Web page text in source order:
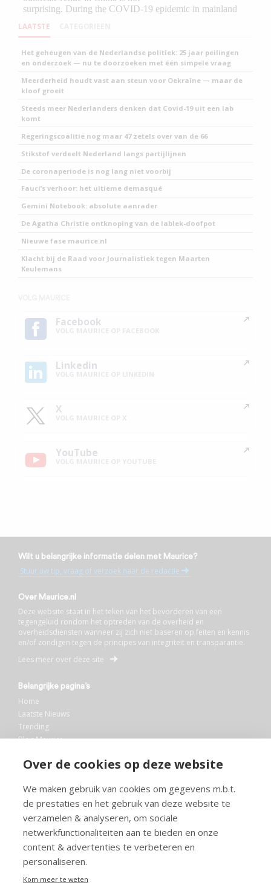
Over de cookies op deze website
We maken gebruik van cookies om gegevens m.b.t.
de prestaties en het gebruik van deze website te
verzamelen & analyseren, om sociale
netwerkfunctionaliteiten aan te bieden en onze
content & advertenties te verbeteren en
personaliseren.
Kom meer te weten
LAATSTE
Het geheugen van de Nederlandse politiek: 25 jaar peilingen
en onderzoek — nu te doorzoeken met één simpele vraag
Meerderheid houdt vast aan steun voor Oekraïne — maar de
kloof groeit
Steeds meer Nederlanders denken dat Covid-19 uit een lab
komt
Regeringscoalitie nog maar 47 zetels over van de 66
Stikstof verdeelt Nederland langs partijlijnen
De coronaperiode is nog lang niet voorbij
Fauci’s verhoor: het ultieme demasqué
Gemini Notebook: absolute aanrader
De Agatha Christie ontknoping van de lablek-doofpot
Nieuwe fase maurice.nl
Klacht bij de Raad voor Journalistiek tegen Maarten
Keulemans
Facebook
Linkedin
X
YouTube
Wilt u belangrijke informatie delen met Maurice?
Stuur uw tip, vraag of verzoek naar de redactie
Over Maurice.nl
Deze website staat in het teken van het bevorderen van een
tegengeluid rondom het optreden van de overheid en
overheidsdiensten wanneer zij zich niet baseren op feiten en kennis
en/of zondigen tegen de principes van integriteit en transparantie.
Lees meer over deze site
Belangrijke pagina’s
Home
Laatste Nieuws
Trending
Blog Maurice
Bibliotheek
Info en service
FAQ
Doneren
Privacy
Voorwaarden
Meedoen